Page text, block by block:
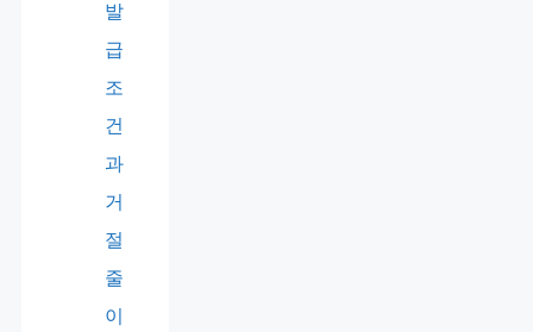
발
급
조
건
과
거
절
줄
이